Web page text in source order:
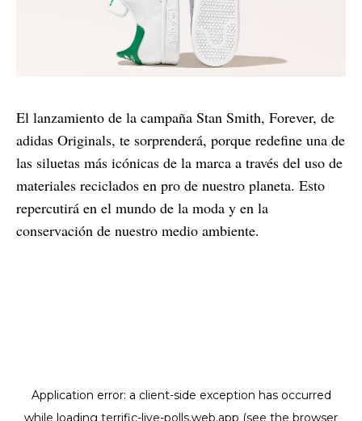
El lanzamiento de la campaña Stan Smith, Forever, de
adidas Originals, te sorprenderá, porque redefine una de
las siluetas más icónicas de la marca a través del uso de
materiales reciclados en pro de nuestro planeta. Esto
repercutirá en el mundo de la moda y en la
conservación de nuestro medio ambiente.